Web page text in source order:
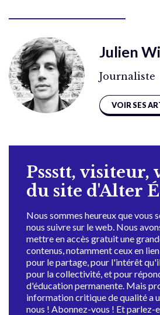
Julien
Journaliste
VOIR SES
Pssstt, visiteur,
du site d'Alter
Nous sommes heureux que vous
nous suivre sur le web. Nous
mettre en accès gratuit une
contenus, notamment ceux en
pour le partage, pour l'intérêt
pour la collectivité, et pour
d'éducation permanente. Mais
information critique de qualité a
nous ! Abonnez-vous ! Et parlez-